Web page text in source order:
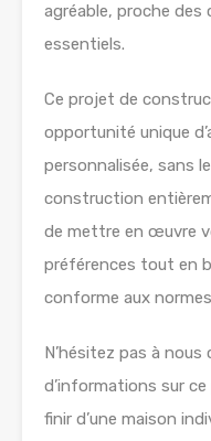
agréable, proche
essentiels.
Ce projet de
opportunité unique
personnalisée, sans
construction
de mettre en œuvre
préférences tout en
conforme aux
N’hésitez pas à
d’informations sur
finir d’une maison